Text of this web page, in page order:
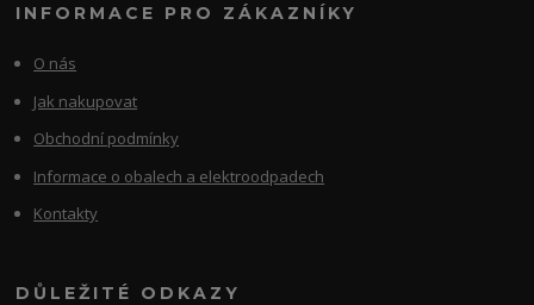
INFORMACE PRO ZÁKAZNÍKY
O nás
Jak nakupovat
Obchodní podmínky
Informace o obalech a elektroodpadech
Kontakty
DŮLEŽITÉ ODKAZY